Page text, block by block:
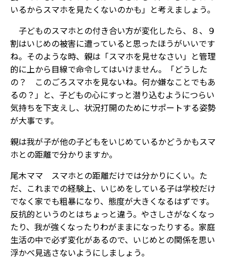
いるからスマホを見たくないのかも」と考えましょう。
子どものスマホとの付き合い方が変化したら、８、９
割はいじめの被害に遭っていると思ったほうがいいです
ね。そのような時、親は「スマホを見せなさい」と管理
的に上から目線で命令してはいけません。「どうした
の？ このごろスマホを見ないね。何か嫌なことでもあ
るの？」と、子どもの心にすっと潜り込むようにつらい
気持ちを下支えし、状況打開のためにサポートする姿勢
が大事です。
――親は我が子が他の子どもをいじめているかどうかもスマ
ホとの距離で分かりますか。
尾木ママ スマホとの距離だけでは分かりにくい。た
だ、これまでの経験上、いじめをしている子は学校だけ
でなく家でも粗暴になり、態度が大きくなるはずです。
反抗的というのとはちょっと違う。やさしさがなくなっ
たり、我が強くなったりわがままになったりする。家庭
生活の中で必ず変化があるので、いじめとの関係を思い
浮かべ見逃さないようにしましょう。